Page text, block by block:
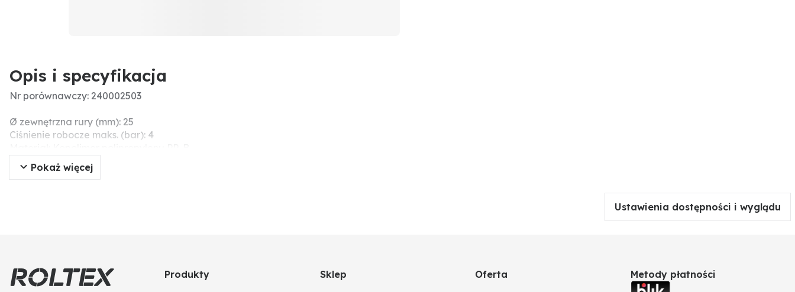
Opis i specyfikacja
Nr porównawczy: 240002503
Ø zewnętrzna rury (mm): 25
Ciśnienie robocze maks. (bar): 4
Przyłącze: 25 x 1
Dodatkowe informacje: • 1x gwint zewnętrzny
Pokaż więcej
Ustawienia dostępności i wyglądu
Produkty Sklep Oferta Metody płatności